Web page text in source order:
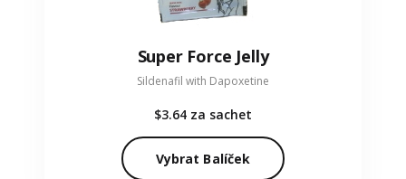
Super Force Jelly
Sildenafil with Dapoxetine
$3.64 za sachet
Vybrat Balíček